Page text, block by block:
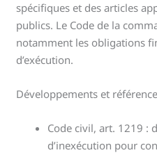
spécifiques et des articles
publics. Le Code de la
notamment les obligations
d’exécution.
Développements et
Code civil, art. 1219 :
d’inexécution pour